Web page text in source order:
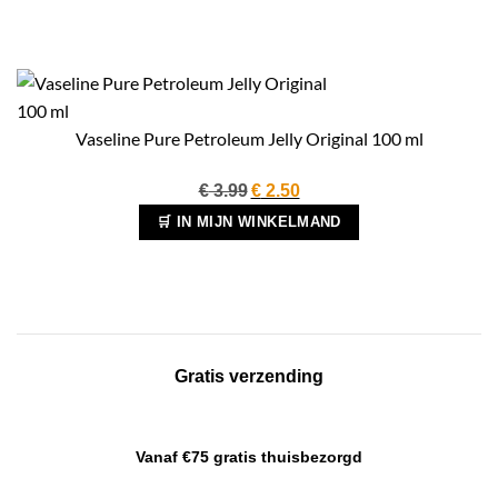
Vaseline Pure Petroleum Jelly Original 100 ml
€3.99 Oorspronkelijke
prijs
was:
€2.50Huidige
prijs
is:
🛒 IN MIJN WINKELMAND
Gratis verzending
Vanaf €75 gratis thuisbezorgd